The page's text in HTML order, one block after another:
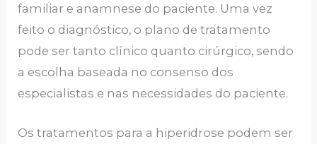
familiar e anamnese do paciente. Uma vez
feito o diagnóstico, o plano de tratamento
pode ser tanto clínico quanto cirúrgico, sendo
a escolha baseada no consenso dos
especialistas e nas necessidades do paciente.
Os tratamentos para a hiperidrose podem ser